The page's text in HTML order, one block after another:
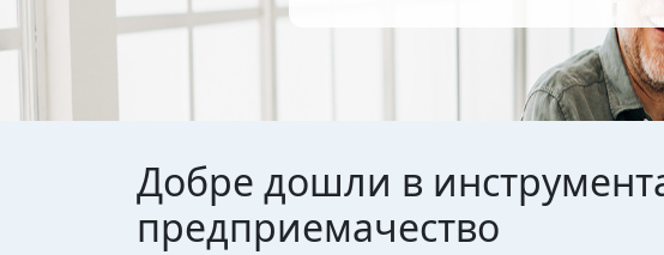
Добре дошли в
предприемачество